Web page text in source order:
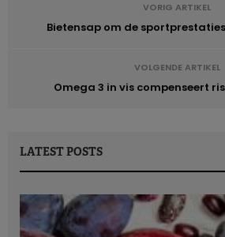
VORIG ARTIKEL
Bietensap om de
VOLGENDE ARTIKEL
Omega 3 in vis compenseert
LATEST POSTS